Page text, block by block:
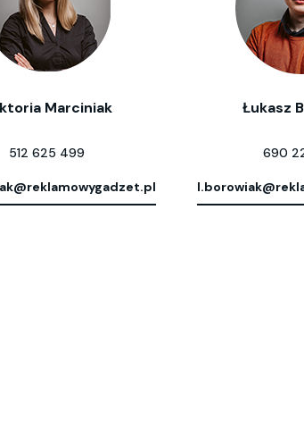
Marciniak
512 625 499
Łukasz
690